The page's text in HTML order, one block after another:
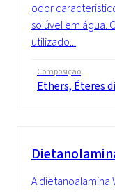
odor
solúvel em água.
utilizado...
Composição
Ethers, Éteres
A dietanoalamina